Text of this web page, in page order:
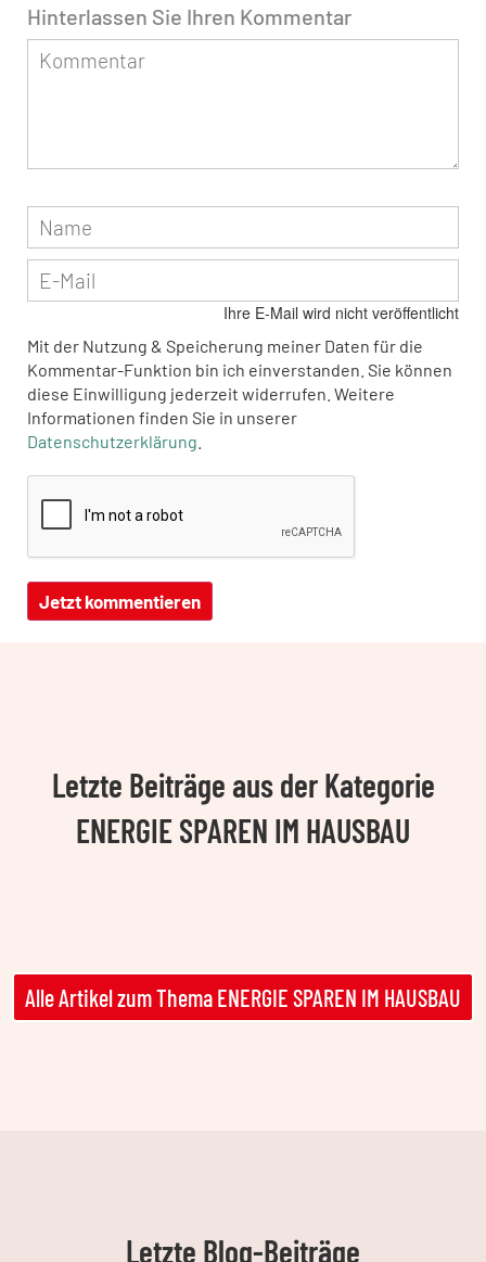
Hinterlassen Sie Ihren Kommentar
Ihre E-Mail wird nicht veröffentlicht
Mit der Nutzung & Speicherung meiner Daten für die
Kommentar-Funktion bin ich einverstanden. Sie können
diese Einwilligung jederzeit widerrufen. Weitere
Informationen finden Sie in unserer
Datenschutzerklärung
Letzte Beiträge aus der Kategorie
ENERGIE SPAREN IM HAUSBAU
Alle Artikel zum Thema ENERGIE SPAREN IM HAUSBAU
Letzte Blog-Beiträge